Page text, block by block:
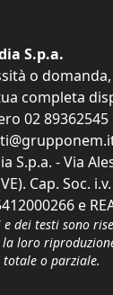
S.p.a.
o
completa
02 89362545
S.p.a. - Via
Cap. Soc.
e
dei testi sono
la loro
o parziale.